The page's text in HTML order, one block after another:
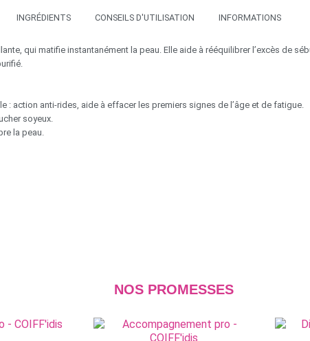
INGRÉDIENTS CONSEILS D'UTILISATION INFORMATIONS
qui matifie instantanément la peau. Elle aide à rééquilibrer l’excès de
: action anti-rides, aide à effacer les premiers signes de l’âge et de fatigue.
soyeux.
la peau.
NOS PROMESSES